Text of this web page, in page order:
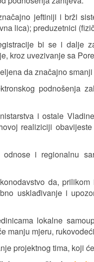
jeftiniji i brži
lica); preduzetnici
bi se i dalje
kroz uvezivanje sa
da značajno
podnošenja
i ostale
realiziciji
i regionalnu
da,
usklađivanje i
lokalne
manju mjeru,
projektnog tima, koji